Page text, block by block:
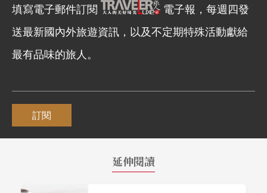
填寫電子郵件訂閱
電子報，每週四發
送最新國內外旅遊資訊，以及不定期特殊活動獻給
最有品味的旅人。
訂閱
延伸閱讀